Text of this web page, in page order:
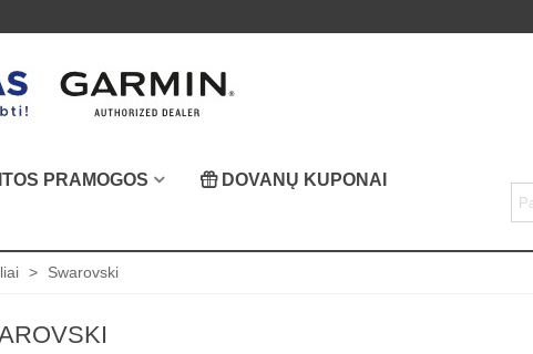
PRAMOGOS DOVANŲ KUPONAI
> Swarovski